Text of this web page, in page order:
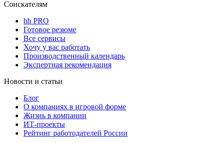
Соискателям
hh PRO
Готовое резюме
Все сервисы
Хочу у вас работать
Производственный календарь
Экспертная рекомендация
Новости и статьи
Блог
О компаниях в игровой форме
Жизнь в компании
ИТ-проекты
Рейтинг работодателей России